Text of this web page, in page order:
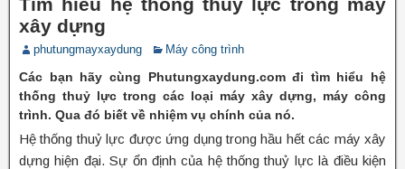
xây dựng
phutungmayxaydung Máy công trình
Các bạn hãy cùng Phutungxaydung.com đi tìm hiểu hệ
thống thuỷ lực trong các loại máy xây dựng, máy công
trình. Qua đó biết về nhiệm vụ chính của nó.
Hệ thống thuỷ lực được ứng dụng trong hầu hết các máy xây
dựng hiện đại. Sự ổn định của hệ thống thuỷ lực là điều kiện